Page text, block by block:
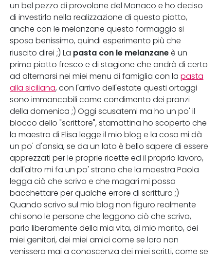
un bel pezzo di provolone del Monaco e ho deciso
di investirlo nella realizzazione di questo piatto,
anche con le melanzane questo formaggio si
sposa benissimo, quindi esperimento più che
riuscito direi ;) La pasta con le melanzane è un
primo piatto fresco e di stagione che andrà di certo
ad alternarsi nei miei menu di famiglia con la pasta
alla siciliana, con l'arrivo dell'estate questi ortaggi
sono immancabili come condimento dei pranzi
della domenica ;) Oggi scusatemi ma ho un po' il
blocco dello "scrittore", stamattina ho scoperto che
la maestra di Elisa legge il mio blog e la cosa mi dà
un po' d'ansia, se da un lato è bello sapere di essere
apprezzati per le proprie ricette ed il proprio lavoro,
dall'altro mi fa un po' strano che la maestra Paola
legga ciò che scrivo e che magari mi possa
bacchettare per qualche errore di scrittura ;)
Quando scrivo sul mio blog non figuro realmente
chi sono le persone che leggono ciò che scrivo,
parlo liberamente della mia vita, di mio marito, dei
miei genitori, dei miei amici come se loro non
venissero mai a conoscenza dei miei scritti, come se